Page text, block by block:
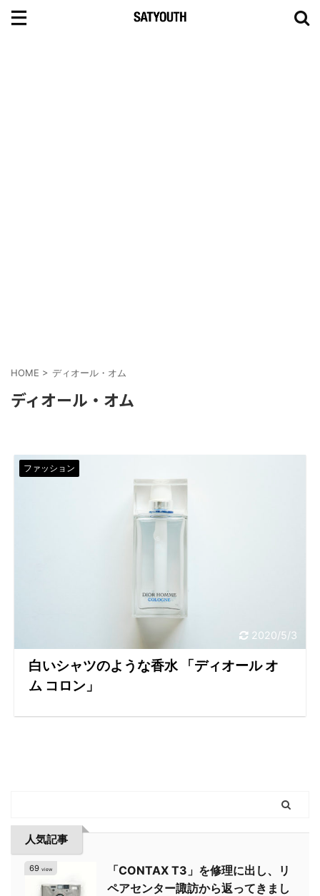
HOME > ディオール・オム
ディオール・オム
2020/5/3
ファッション
白いシャツのような香水 「ディオール オ
ム コロン」
人気記事
69 view
「CONTAX T3」を修理に出し、リ
ペアセンター諏訪から返ってきまし